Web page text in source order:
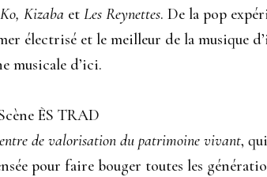
Kizaba et Les Reynettes. De la pop
électrisé et le meilleur de la musique
musicale d’ici.
ÈS TRAD
de valorisation du patrimoine vivant,
pour faire bouger toutes les